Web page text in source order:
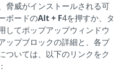
脅威がインストールされる可
ボードのAlt + F4を押すか、タ
してポップアップウィンドウ
ップブロックの詳細と、各ブ
ついては、以下のリンクをク